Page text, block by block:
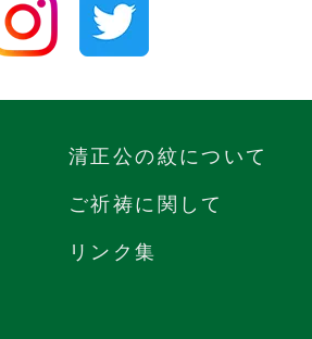
清正公の紋について
ご祈祷に関して
リンク集